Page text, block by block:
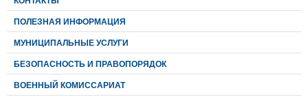
ПОЛЕЗНАЯ ИНФОРМАЦИЯ
МУНИЦИПАЛЬНЫЕ УСЛУГИ
БЕЗОПАСНОСТЬ И ПРАВОПОРЯДОК
ВОЕННЫЙ КОМИССАРИАТ